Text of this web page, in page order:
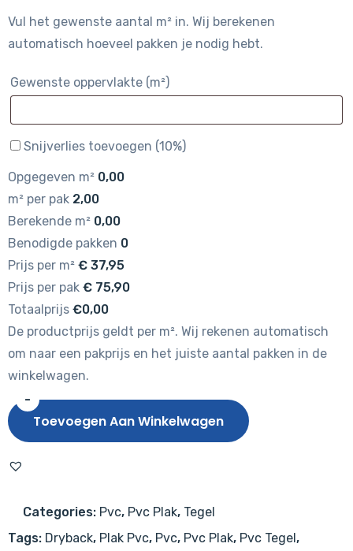
Vul het gewenste aantal m² in. Wij berekenen
automatisch hoeveel pakken je nodig hebt.
Gewenste oppervlakte (m²)
Snijverlies toevoegen (10%)
Opgegeven m² 0,00
m² per pak 2,00
Berekende m² 0,00
Benodigde pakken 0
Prijs per m² € 37,95
Prijs per pak € 75,90
Totaalprijs €0,00
De productprijs geldt per m². Wij rekenen automatisch
om naar een pakprijs en het juiste aantal pakken in de
winkelwagen.
-
Tarkett
iD
55
White
Tegel
Toevoegen Aan Winkelwagen
Categories: Pvc, Pvc Plak, Tegel
Tags: Dryback, Plak Pvc, Pvc, Pvc Plak, Pvc Tegel ,